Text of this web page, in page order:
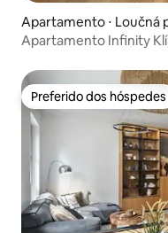
Apartamento ⋅ Loučná
Apartamento Infinity
Preferido dos hóspedes
Preferido dos hóspedes